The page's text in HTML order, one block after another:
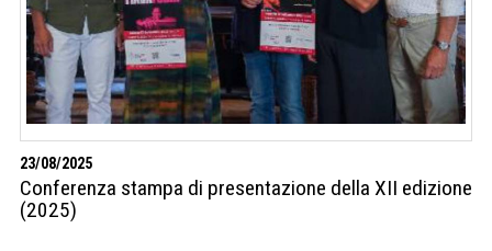
23/08/2025
Conferenza stampa di presentazione della XII edizione
(2025)